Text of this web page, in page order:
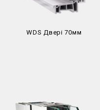
WDS Двері 70мм